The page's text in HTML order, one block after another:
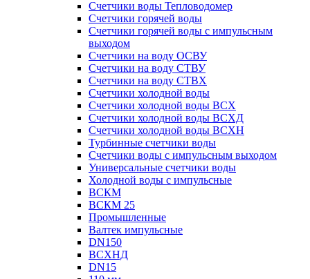
Счетчики воды Тепловодомер
Счетчики горячей воды
Счетчики горячей воды с импульсным
выходом
Счетчики на воду ОСВУ
Счетчики на воду СТВУ
Счетчики на воду СТВХ
Счетчики холодной воды
Счетчики холодной воды ВСХ
Счетчики холодной воды ВСХД
Счетчики холодной воды ВСХН
Турбинные счетчики воды
Счетчики воды с импульсным выходом
Универсальные счетчики воды
Холодной воды с импульсные
ВСКМ
ВСКМ 25
Промышленные
Валтек импульсные
DN150
ВСХНД
DN15